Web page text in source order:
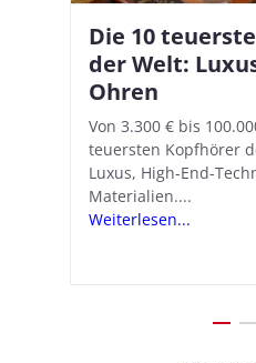
Die 10
der Welt:
Ohren
Von 3.300 € bis
teuersten Kopfhörer
Luxus, High-End-
Materialien....
Weiterlesen...
Apple AirPods
18.1: So richtet
Hörgeräte-
Mit iOS 18.1 und den
verwandelt Apple
in kostengünstige
Schritten...
Weiterlesen...